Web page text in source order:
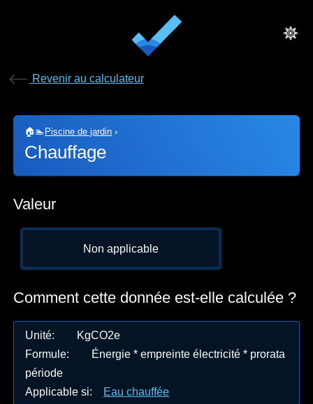
Revenir au calculateur
🏠🏊 Piscine de jardin ›
Chauffage
Valeur
Non applicable
Comment cette donnée est-elle calculée ?
Unité:
KgCO2e
Formule:
Énergie * empreinte électricité * prorata
période
Applicable si: Eau chauffée